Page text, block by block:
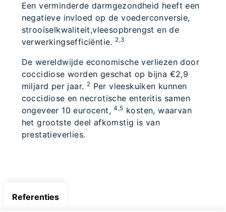
Een verminderde darmgezondheid heeft een
negatieve invloed op de voederconversie,
strooiselkwaliteit,vleesopbrengst en de
verwerkingsefficiëntie. 2,3
De wereldwijde economische verliezen door
coccidiose worden geschat op bijna €2,9
miljard per jaar. 2 Per vleeskuiken kunnen
coccidiose en necrotische enteritis samen
ongeveer 10 eurocent,4,5 kosten, waarvan
het grootste deel afkomstig is van
prestatieverlies.
Referenties